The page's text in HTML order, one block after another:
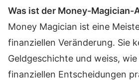
Was ist der Money-Magician-
Money Magician ist eine
finanziellen Veränderung. Sie
Geldgeschichte und weiss,
finanziellen Entscheidungen